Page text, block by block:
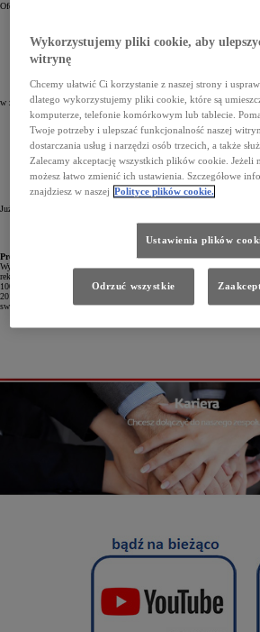
Oferujemy:
program szkoleń specjalistycznych
pracę w dynamicznym zespole
programy pracownicze
w zamian oczekujemy:
minimum 2 letniego doświadczenia na podobnym stanowisku
dokładności, skrupulatności, rzetelności oraz kreatywności
wysokiej motywacji do pracy
prawa jazdy kat. B
sumienność i kultura osobista – sprawa oczywista!
Już teraz wyślij do nas CV:
Prosimy o załączenie do aplikacji następującą klauzulę:
Wyrażam zgodę na przetwarzanie danych osobowych zawartych w
rekrutacji zgodnie z ustawą z dnia 10 maja 2018 roku o ochronie
1000) oraz zgodnie z Rozporządzeniem Parlamentu Europejskiego i
2016 r. w sprawie ochrony osób fizycznych w związku z
swobodnego przepływu takich danych oraz uchylenia dyrektywy 95/
Wykorzystujemy pliki cookie, aby
witrynę
Chcemy ułatwić Ci korzystanie z naszej strony i
dlatego wykorzystujemy pliki cookie, które są
komputerze, telefonie komórkowym lub tablecie.
Twoje potrzeby i ulepszać funkcjonalność naszej
dostarczania usług i narzędzi osób trzecich, a także
Zalecamy akceptację wszystkich plików cookie. Jeżeli
możesz łatwo zmienić ich ustawienia. Szczegółowe
znajdziesz w naszej Polityce plików cookie.
Ustawienia plików
Odrzuć wszystkie